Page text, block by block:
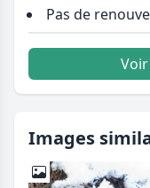
Pas de
Images